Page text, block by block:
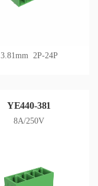
3.81mm 2P-24P
YE440-381
8A/250V